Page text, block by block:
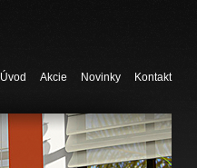
Úvod Akcie Novinky Kontakt